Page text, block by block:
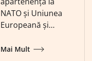
NATO și Uniunea
Europeană și…
Mai Mult